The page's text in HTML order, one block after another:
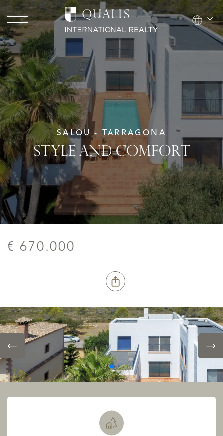
SALOU - TARRAGONA
STYLE AND COMFORT
€ 670.000